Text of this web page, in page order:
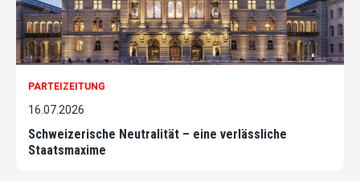
PARTEIZEITUNG
16.07.2026
Schweizerische Neutralität – eine verlässliche
Staatsmaxime